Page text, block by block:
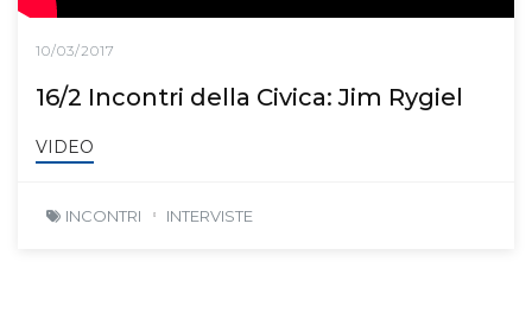
10/03/2017
16/2 Incontri della Civica: Jim Rygiel
VIDEO
INCONTRI INTERVISTE